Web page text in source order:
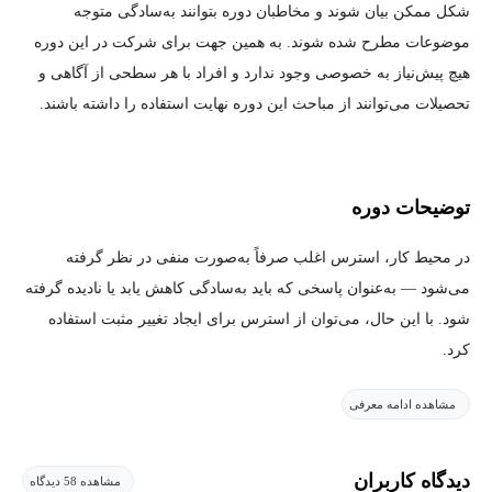
شکل ممکن بیان شوند و مخاطبان دوره بتوانند به‌سادگی متوجه
موضوعات مطرح شده شوند. به همین جهت برای شرکت در این دوره
هیچ پیش‌نیاز به خصوصی وجود ندارد و افراد با هر سطحی از آگاهی و
تحصیلات می‌توانند از مباحث این دوره نهایت استفاده را داشته باشند.
توضیحات دوره
در محیط کار، استرس اغلب صرفاً به‌صورت منفی در نظر گرفته
می‌شود — به‌عنوان پاسخی که باید به‌سادگی کاهش یابد یا نادیده گرفته
شود. با این حال، می‌توان از استرس برای ایجاد تغییر مثبت استفاده
کرد.
در این دوره، دکتر هایدی هانا به شما نشان می‌دهد که استرس دقیقاً
آموزش دهید، و مدیران در زمان‌های دشوار سازمانی چه اقداماتی
مشاهده ادامه معرفی
دیدگاه کاربران مشاهده 58 دیدگاه